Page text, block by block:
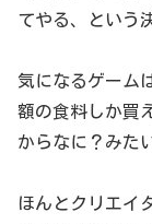
てやる、という
気になるゲーム
額の食料しか買
からなに？みた
ほんとクリエイ